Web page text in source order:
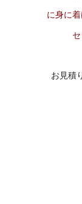
に身に
お見積